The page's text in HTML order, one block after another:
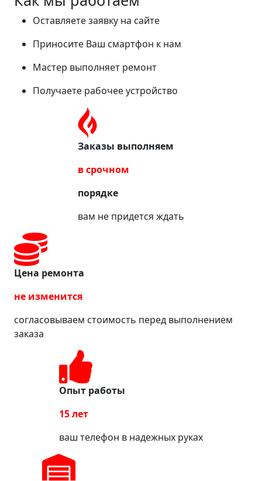
Оставляете заявку на сайте
Приносите Ваш смартфон к нам
Мастер выполняет ремонт
Получаете рабочее устройство
Заказы выполняем
в срочном
порядке
вам не придется ждать
Цена ремонта
не изменится
согласовываем стоимость перед выполнением
заказа
Опыт работы
15 лет
ваш телефон в надежных руках